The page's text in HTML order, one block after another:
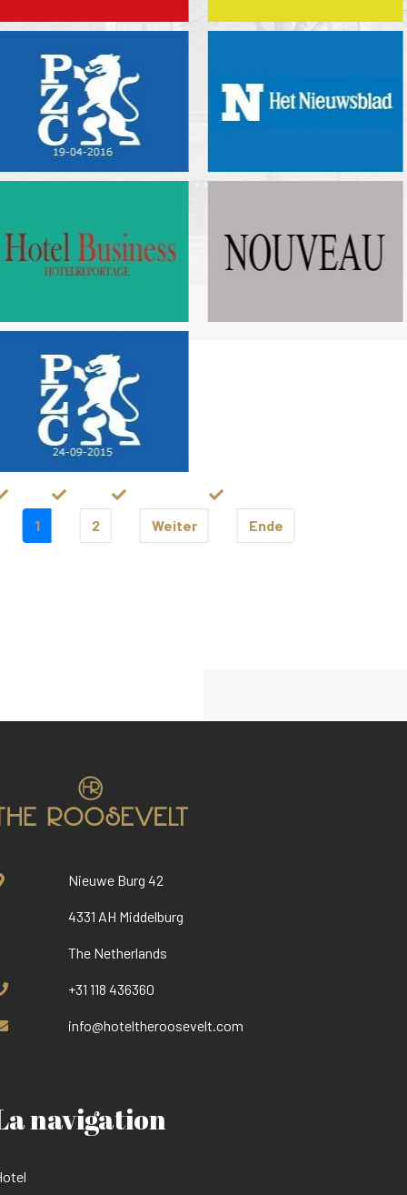
1 2 Weiter Ende
Nieuwe Burg 42
4331 AH Middelburg
The Netherlands
+31 118 436360
info@hoteltheroosevelt.com
navigation